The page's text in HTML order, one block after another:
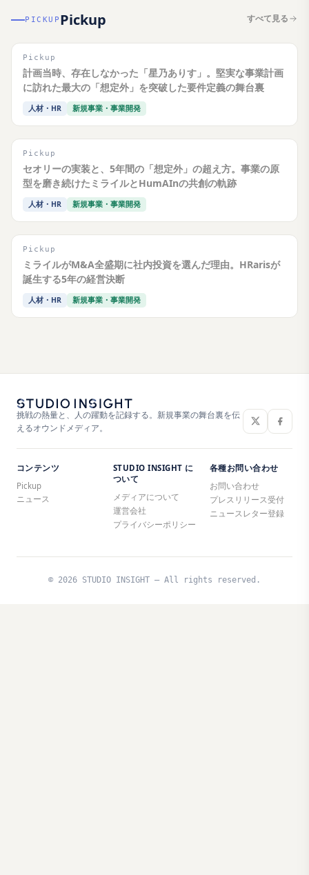
PICKUP Pickup すべて見る
Pickup
計画当時、存在しなかった「星乃ありす」。堅実な事業計画
に訪れた最大の「想定外」を突破した要件定義の舞台裏
人材・HR 新規事業・事業開発
Pickup
セオリーの実装と、5年間の「想定外」の超え方。事業の原
型を磨き続けたミライルとHumAInの共創の軌跡
人材・HR 新規事業・事業開発
Pickup
ミライルがM&A全盛期に社内投資を選んだ理由。HRarisが
誕生する5年の経営決断
人材・HR 新規事業・事業開発
挑戦の熱量と、人の躍動を記録する。新規事業の舞台裏を伝
えるオウンドメディア。
コンテンツ
Pickup
ニュース
STUDIO INSIGHT に
ついて
メディアについて
運営会社
プライバシーポリシー
各種お問い合わせ
お問い合わせ
プレスリリース受付
ニュースレター登録
© 2026 STUDIO INSIGHT — All rights reserved.